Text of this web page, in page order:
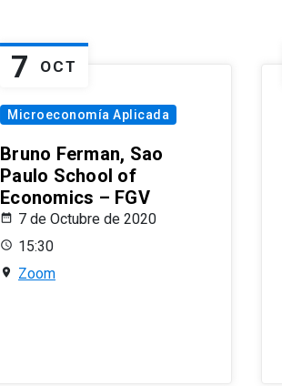
7 OCT
Microeconomía Aplicada
Bruno Ferman, Sao
Paulo School of
Economics – FGV
7 de Octubre de 2020
15:30
Zoom